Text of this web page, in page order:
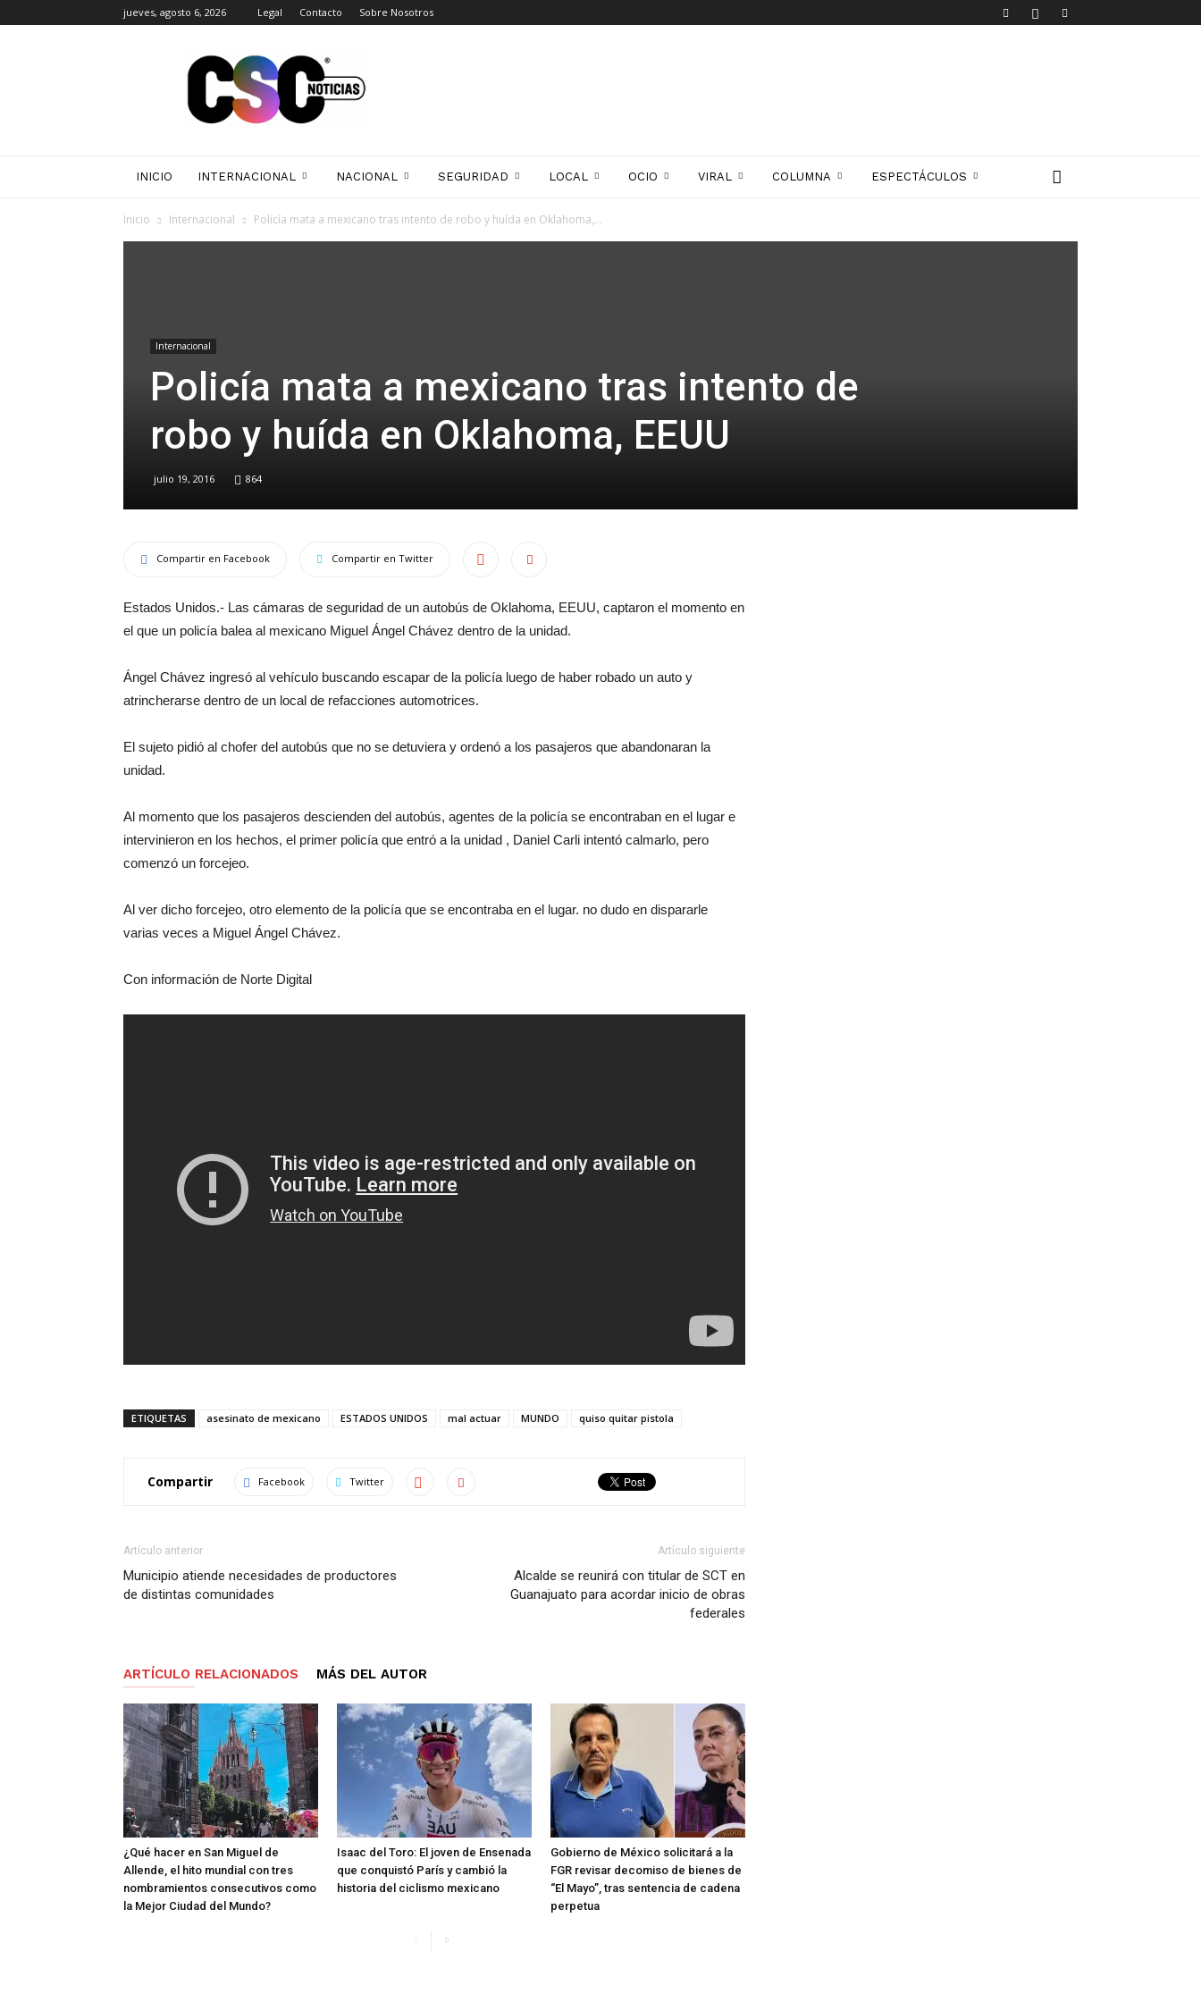
jueves, agosto 6, 2026 Legal Contacto Sobre Nosotros
Noticias
INICIO INTERNACIONAL NACIONAL SEGURIDAD LOCAL OCIO VIRAL COLUMNA ESPECTÁCULOS
Inicio Internacional Policía mata a mexicano tras intento de robo y huída en Oklahoma,...
Internacional
Policía mata a mexicano tras intento de
robo y huída en Oklahoma, EEUU
julio 19, 2016 864
Compartir en Facebook Compartir en Twitter
Estados Unidos.- Las cámaras de seguridad de un autobús de Oklahoma, EEUU, captaron el momento en
el que un policía balea al mexicano Miguel Ángel Chávez dentro de la unidad.
Ángel Chávez ingresó al vehículo buscando escapar de la policía luego de haber robado un auto y
atrincherarse dentro de un local de refacciones automotrices.
El sujeto pidió al chofer del autobús que no se detuviera y ordenó a los pasajeros que abandonaran la
unidad.
Al momento que los pasajeros descienden del autobús, agentes de la policía se encontraban en el lugar e
intervinieron en los hechos, el primer policía que entró a la unidad , Daniel Carli intentó calmarlo, pero
comenzó un forcejeo.
Al ver dicho forcejeo, otro elemento de la policía que se encontraba en el lugar. no dudo en dispararle
varias veces a Miguel Ángel Chávez.
Con información de Norte Digital
ETIQUETAS asesinato de mexicano ESTADOS UNIDOS mal actuar MUNDO quiso quitar pistola
Compartir Facebook Twitter
Artículo anterior
Municipio atiende necesidades de productores
de distintas comunidades
Artículo siguiente
Alcalde se reunirá con titular de SCT en
Guanajuato para acordar inicio de obras
federales
ARTÍCULO RELACIONADOS MÁS DEL AUTOR
¿Qué hacer en San Miguel de
Allende, el hito mundial con tres
nombramientos consecutivos como
la Mejor Ciudad del Mundo?
Isaac del Toro: El joven de Ensenada
que conquistó París y cambió la
historia del ciclismo mexicano
Gobierno de México solicitará a la
FGR revisar decomiso de bienes de
“El Mayo”, tras sentencia de cadena
perpetua